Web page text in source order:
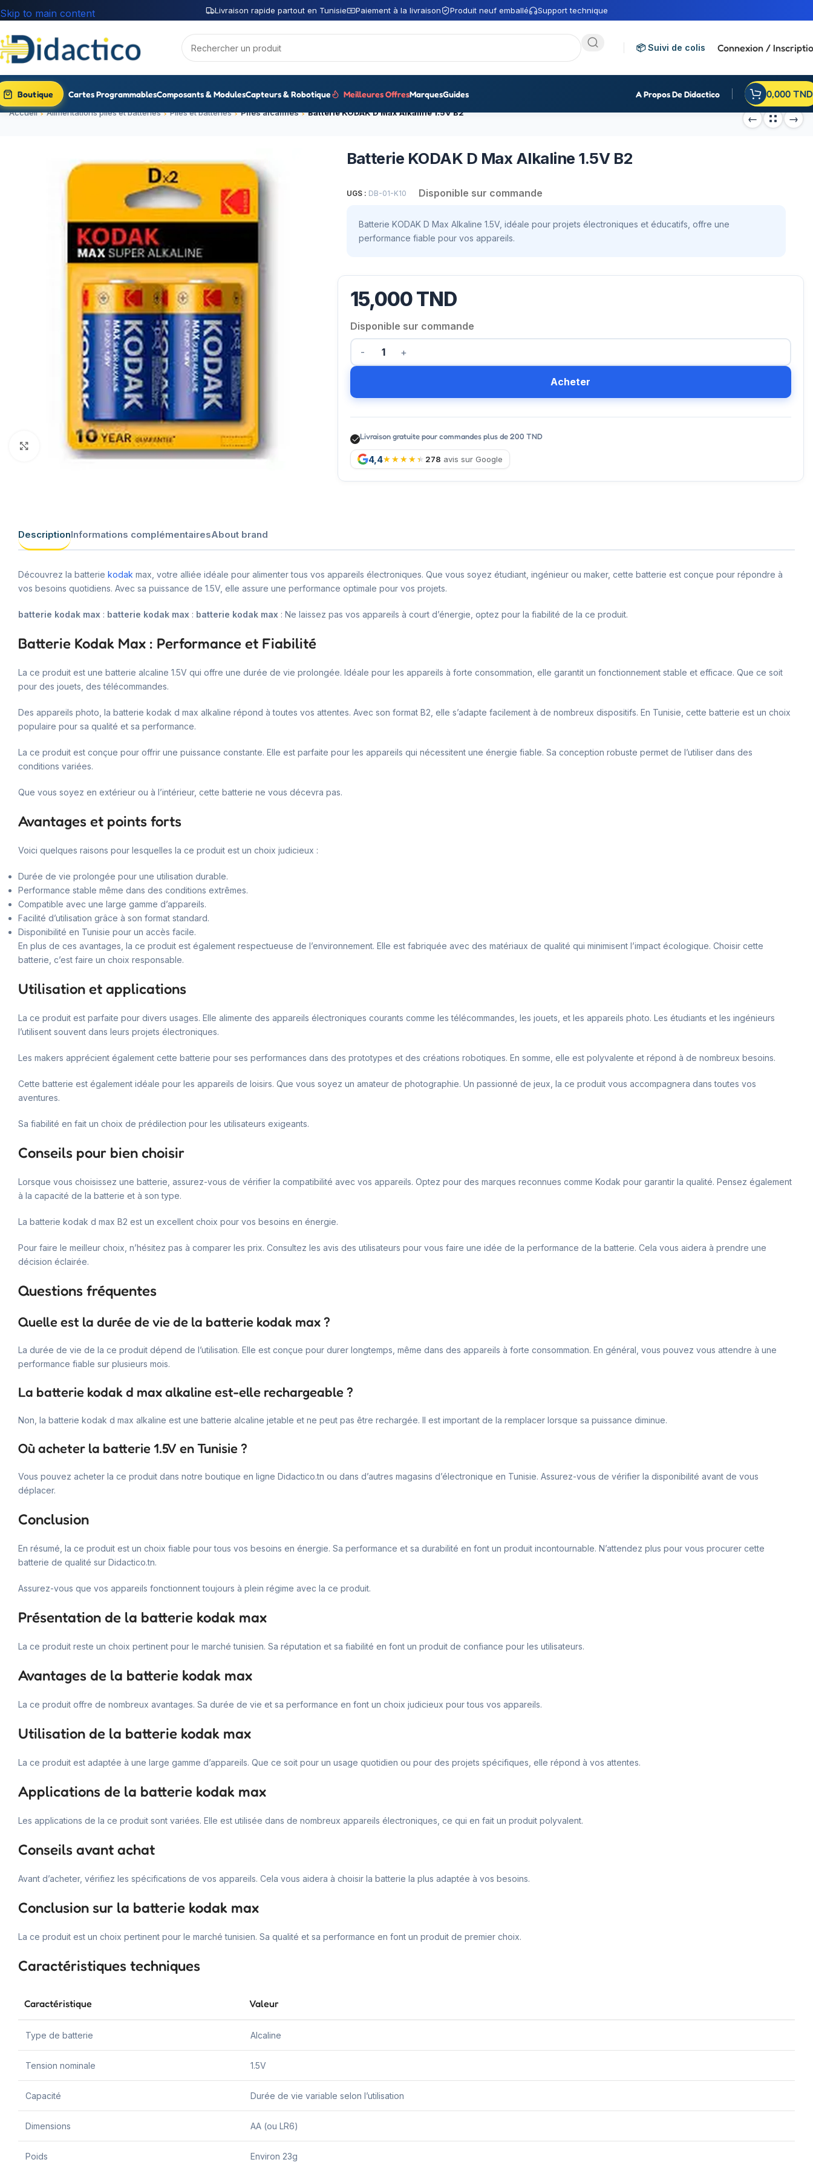
Livraison rapide partout en Tunisie Paiement à la livraison Produit neuf emballé Support technique
Skip to main content
📦 Suivi de colis Connexion /
Boutique Cartes ProgrammablesComposants & ModulesCapteurs & Robotique Meilleures OffresMarquesGuides A Propos De Didactico 0,000 TND
Accueil Alimentations piles et batteries Piles et batteries Piles alcalines Batterie KODAK D Max Alkaline 1.5V B2
Click to enlarge
Batterie KODAK D Max Alkaline 1.5V B2
UGS : DB-01-K10 Disponible sur commande
Batterie KODAK D Max Alkaline 1.5V, idéale pour projets électroniques et éducatifs, offre une
performance fiable pour vos appareils.
15,000TND
Disponible sur commande
Acheter
Livraison gratuite pour commandes plus de 200 TND
4,4 278 avis sur Google
DescriptionInformations complémentairesAbout brand
Découvrez la batterie kodak max, votre alliée idéale pour alimenter tous vos appareils électroniques. Que vous soyez étudiant, ingénieur ou maker, cette batterie est conçue pour répondre à
vos besoins quotidiens. Avec sa puissance de 1.5V, elle assure une performance optimale pour vos projets.
batterie kodak max : batterie kodak max : batterie kodak max : Ne laissez pas vos appareils à court d’énergie, optez pour la fiabilité de la ce produit.
Batterie Kodak Max : Performance et Fiabilité
La ce produit est une batterie alcaline 1.5V qui offre une durée de vie prolongée. Idéale pour les appareils à forte consommation, elle garantit un fonctionnement stable et efficace. Que ce soit
pour des jouets, des télécommandes.
Des appareils photo, la batterie kodak d max alkaline répond à toutes vos attentes. Avec son format B2, elle s’adapte facilement à de nombreux dispositifs. En Tunisie, cette batterie est un choix
populaire pour sa qualité et sa performance.
La ce produit est conçue pour offrir une puissance constante. Elle est parfaite pour les appareils qui nécessitent une énergie fiable. Sa conception robuste permet de l’utiliser dans des
conditions variées.
Que vous soyez en extérieur ou à l’intérieur, cette batterie ne vous décevra pas.
Avantages et points forts
Voici quelques raisons pour lesquelles la ce produit est un choix judicieux :
Durée de vie prolongée pour une utilisation durable.
Performance stable même dans des conditions extrêmes.
Compatible avec une large gamme d’appareils.
Facilité d’utilisation grâce à son format standard.
Disponibilité en Tunisie pour un accès facile.
En plus de ces avantages, la ce produit est également respectueuse de l’environnement. Elle est fabriquée avec des matériaux de qualité qui minimisent l’impact écologique. Choisir cette
batterie, c’est faire un choix responsable.
Utilisation et applications
La ce produit est parfaite pour divers usages. Elle alimente des appareils électroniques courants comme les télécommandes, les jouets, et les appareils photo. Les étudiants et les ingénieurs
l’utilisent souvent dans leurs projets électroniques.
Les makers apprécient également cette batterie pour ses performances dans des prototypes et des créations robotiques. En somme, elle est polyvalente et répond à de nombreux besoins.
Cette batterie est également idéale pour les appareils de loisirs. Que vous soyez un amateur de photographie. Un passionné de jeux, la ce produit vous accompagnera dans toutes vos
aventures.
Sa fiabilité en fait un choix de prédilection pour les utilisateurs exigeants.
Conseils pour bien choisir
Lorsque vous choisissez une batterie, assurez-vous de vérifier la compatibilité avec vos appareils. Optez pour des marques reconnues comme Kodak pour garantir la qualité. Pensez également
à la capacité de la batterie et à son type.
La batterie kodak d max B2 est un excellent choix pour vos besoins en énergie.
Pour faire le meilleur choix, n’hésitez pas à comparer les prix. Consultez les avis des utilisateurs pour vous faire une idée de la performance de la batterie. Cela vous aidera à prendre une
décision éclairée.
Questions fréquentes
Quelle est la durée de vie de la batterie kodak max ?
La durée de vie de la ce produit dépend de l’utilisation. Elle est conçue pour durer longtemps, même dans des appareils à forte consommation. En général, vous pouvez vous attendre à une
performance fiable sur plusieurs mois.
La batterie kodak d max alkaline est-elle rechargeable ?
Non, la batterie kodak d max alkaline est une batterie alcaline jetable et ne peut pas être rechargée. Il est important de la remplacer lorsque sa puissance diminue.
Où acheter la batterie 1.5V en Tunisie ?
Vous pouvez acheter la ce produit dans notre boutique en ligne Didactico.tn ou dans d’autres magasins d’électronique en Tunisie. Assurez-vous de vérifier la disponibilité avant de vous
déplacer.
Conclusion
En résumé, la ce produit est un choix fiable pour tous vos besoins en énergie. Sa performance et sa durabilité en font un produit incontournable. N’attendez plus pour vous procurer cette
batterie de qualité sur Didactico.tn.
Assurez-vous que vos appareils fonctionnent toujours à plein régime avec la ce produit.
Présentation de la batterie kodak max
La ce produit reste un choix pertinent pour le marché tunisien. Sa réputation et sa fiabilité en font un produit de confiance pour les utilisateurs.
Avantages de la batterie kodak max
La ce produit offre de nombreux avantages. Sa durée de vie et sa performance en font un choix judicieux pour tous vos appareils.
Utilisation de la batterie kodak max
La ce produit est adaptée à une large gamme d’appareils. Que ce soit pour un usage quotidien ou pour des projets spécifiques, elle répond à vos attentes.
Applications de la batterie kodak max
Les applications de la ce produit sont variées. Elle est utilisée dans de nombreux appareils électroniques, ce qui en fait un produit polyvalent.
Conseils avant achat
Avant d’acheter, vérifiez les spécifications de vos appareils. Cela vous aidera à choisir la batterie la plus adaptée à vos besoins.
Conclusion sur la batterie kodak max
La ce produit est un choix pertinent pour le marché tunisien. Sa qualité et sa performance en font un produit de premier choix.
Caractéristiques techniques
Caractéristique Valeur
Type de batterie Alcaline
Tension nominale 1.5V
Capacité Durée de vie variable selon l’utilisation
Dimensions AA (ou LR6)
Poids Environ 23g